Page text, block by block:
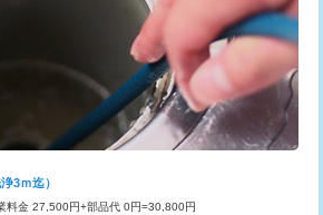
/3ｍ超え)
・埋め戻し作
11,000円~
事/3ｍまで） 55,000円
水管工事/3ｍ超
8,800円
処理・清掃・修
など（軽作業）
11,000円
処理・清掃・修
など（中作業）
22,000円
3ｍ迄）
料金 27,500円+部品代 0円=30,800円